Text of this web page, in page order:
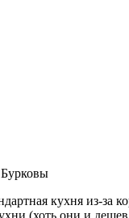
кухня из-за
(хоть они и